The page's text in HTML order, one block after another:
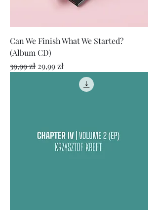
Can We Finish What We Started?
(Album CD)
Regularna cena
39,99 zł Cena rabatowa
29,99 zł